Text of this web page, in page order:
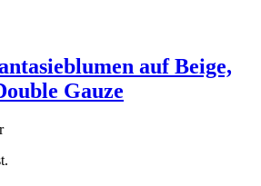
auf Beige,
Gauze